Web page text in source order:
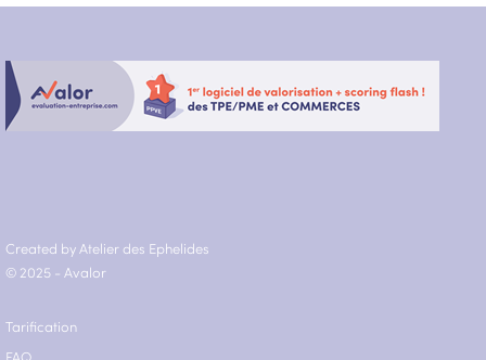
Created by Atelier des Ephelides
© 2025 - Avalor
Tarification